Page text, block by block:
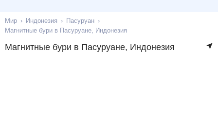
Мир Индонезия
Пасуруан
Магнитные бури в Пасуруане, Индонезия
Магнитные бури в Пасуруане, Индонезия